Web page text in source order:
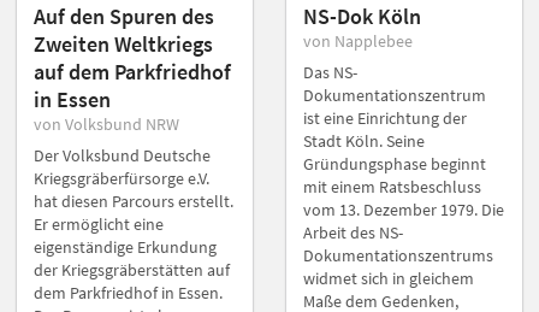
Auf den Spuren des
Zweiten Weltkriegs
auf dem Parkfriedhof
in Essen
von Volksbund NRW
Der Volksbund Deutsche
Kriegsgräberfürsorge e.V.
hat diesen Parcours erstellt.
Er ermöglicht eine
eigenständige Erkundung
der Kriegsgräberstätten auf
dem Parkfriedhof in Essen.
NS-Dok Köln
von Napplebee
Das NS-
Dokumentationszentrum
ist eine Einrichtung der
Stadt Köln. Seine
Gründungsphase beginnt
mit einem Ratsbeschluss
vom 13. Dezember 1979. Die
Arbeit des NS-
Dokumentationszentrums
widmet sich in gleichem
Maße dem Gedenken,